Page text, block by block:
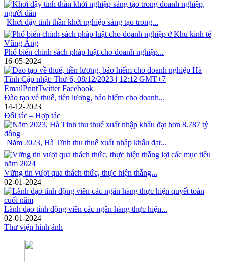
Khơi dậy tinh thần khởi nghiệp sáng tạo trong...
Phổ biến chính sách pháp luật cho doanh nghiệp...
16-05-2024
Đào tạo về thuế, tiền lương, bảo hiểm cho doanh...
14-12-2023
Đối tác – Hợp tác
Năm 2023, Hà Tĩnh thu thuế xuất nhập khẩu đạt...
Vững tin vượt qua thách thức, thực hiện thắng...
02-01-2024
Lãnh đạo tỉnh động viên các ngân hàng thực hiện...
02-01-2024
Thư viện hình ảnh